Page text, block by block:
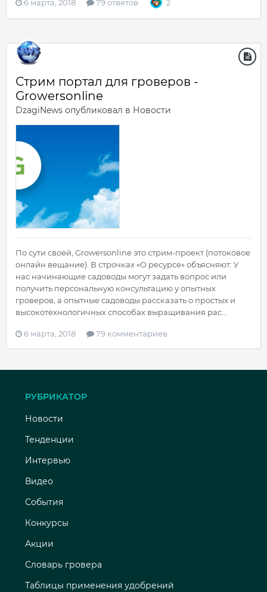
6 марта, 2018 79 ответов 2
Стрим портал для гроверов -
Growersonline
DzagiNews опубликовал в Новости
По сути своей, Growersonline это стрим-проект (потоковое
онлайн вещание). В строчках «О ресурсе» объясняют: У
нас начинающие садоводы могут задать вопрос или
получить персональную консультацию у опытных
гроверов, а опытные садоводы рассказать о простых и
высокотехнологичных способах выращивания рас...
6 марта, 2018 79 комментариев
РУБРИКАТОР
Новости
Тенденции
Интервью
Видео
События
Конкурсы
Акции
Словарь гровера
Таблицы применения удобрений